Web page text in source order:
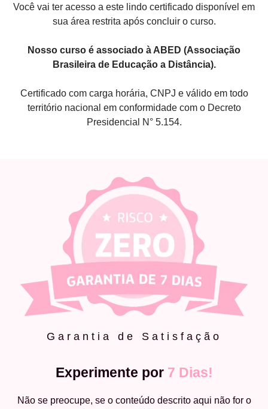
Você vai ter acesso a este lindo certificado disponível em
sua área restrita após concluir o curso.
Nosso curso é associado à ABED (Associação
Brasileira de Educação a Distância).
Certificado com carga horária, CNPJ e válido em todo
território nacional em conformidade com o Decreto
Presidencial N° 5.154.
Garantia de Satisfação
Experimente por 7 Dias!
Não se preocupe, se o conteúdo descrito aqui não for o